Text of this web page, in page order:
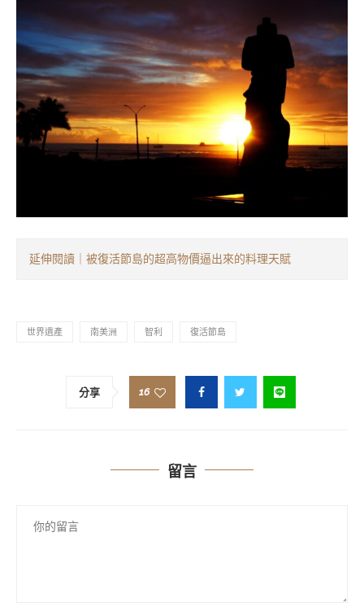
延伸閱讀｜被復活節島的超高物價逼出來的料理天賦
世界遺產 南美洲 智利 復活節島
分享 16
留言